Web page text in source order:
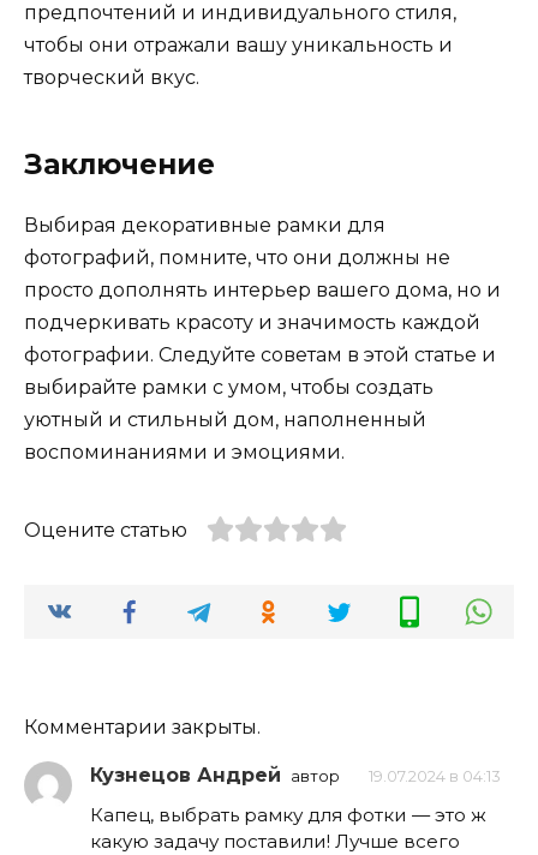
предпочтений и индивидуального стиля,
чтобы они отражали вашу уникальность и
творческий вкус.
Заключение
Выбирая декоративные рамки для
фотографий, помните, что они должны не
просто дополнять интерьер вашего дома, но и
подчеркивать красоту и значимость каждой
фотографии. Следуйте советам в этой статье и
выбирайте рамки с умом, чтобы создать
уютный и стильный дом, наполненный
воспоминаниями и эмоциями.
Оцените статью
Комментарии закрыты.
Кузнецов Андрей автор 19.07.2024 в 04:13
Капец, выбрать рамку для фотки — это ж
какую задачу поставили! Лучше всего